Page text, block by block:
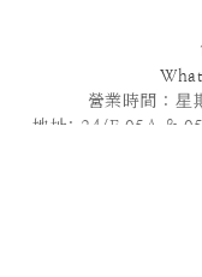
營業時間 :星
地址: 24/F,05A &